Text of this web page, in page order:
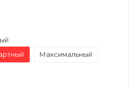
Максимальный